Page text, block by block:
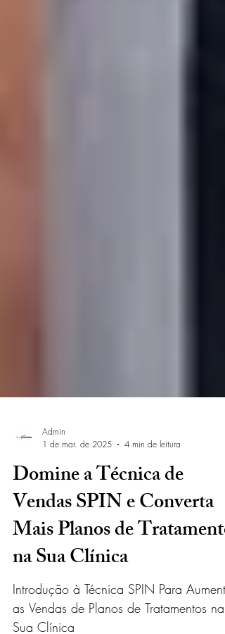
1 de mar. de 2025
4 min de leitura
Domine a Técnica de
Vendas SPIN e Converta
Mais Planos de Tratamento
na Sua Clínica